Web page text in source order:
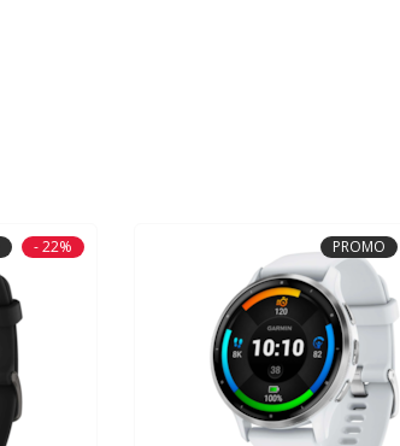
- 22% PROMO